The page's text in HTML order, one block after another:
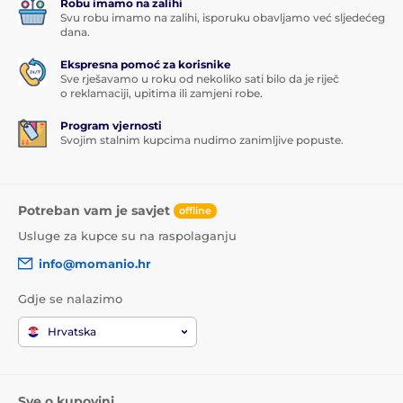
Robu imamo na zalihi
Svu robu imamo na zalihi, isporuku obavljamo već sljedećeg
dana.
Ekspresna pomoć za korisnike
Sve rješavamo u roku od nekoliko sati bilo da je riječ
o reklamaciji, upitima ili zamjeni robe.
Program vjernosti
Svojim stalnim kupcima nudimo zanimljive popuste.
Potreban vam je savjet offline
Usluge za kupce su na raspolaganju
info@momanio.hr
Gdje se nalazimo
Hrvatska